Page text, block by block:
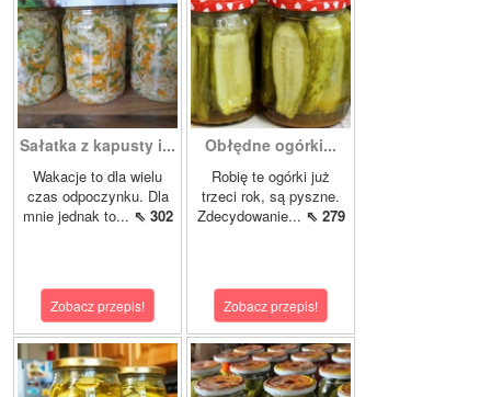
Sałatka z kapusty i...
Wakacje to dla wielu
czas odpoczynku. Dla
mnie jednak to... ⇖ 302
Zobacz przepis!
Obłędne ogórki...
Robię te ogórki już
trzeci rok, są pyszne.
Zdecydowanie... ⇖ 279
Zobacz przepis!